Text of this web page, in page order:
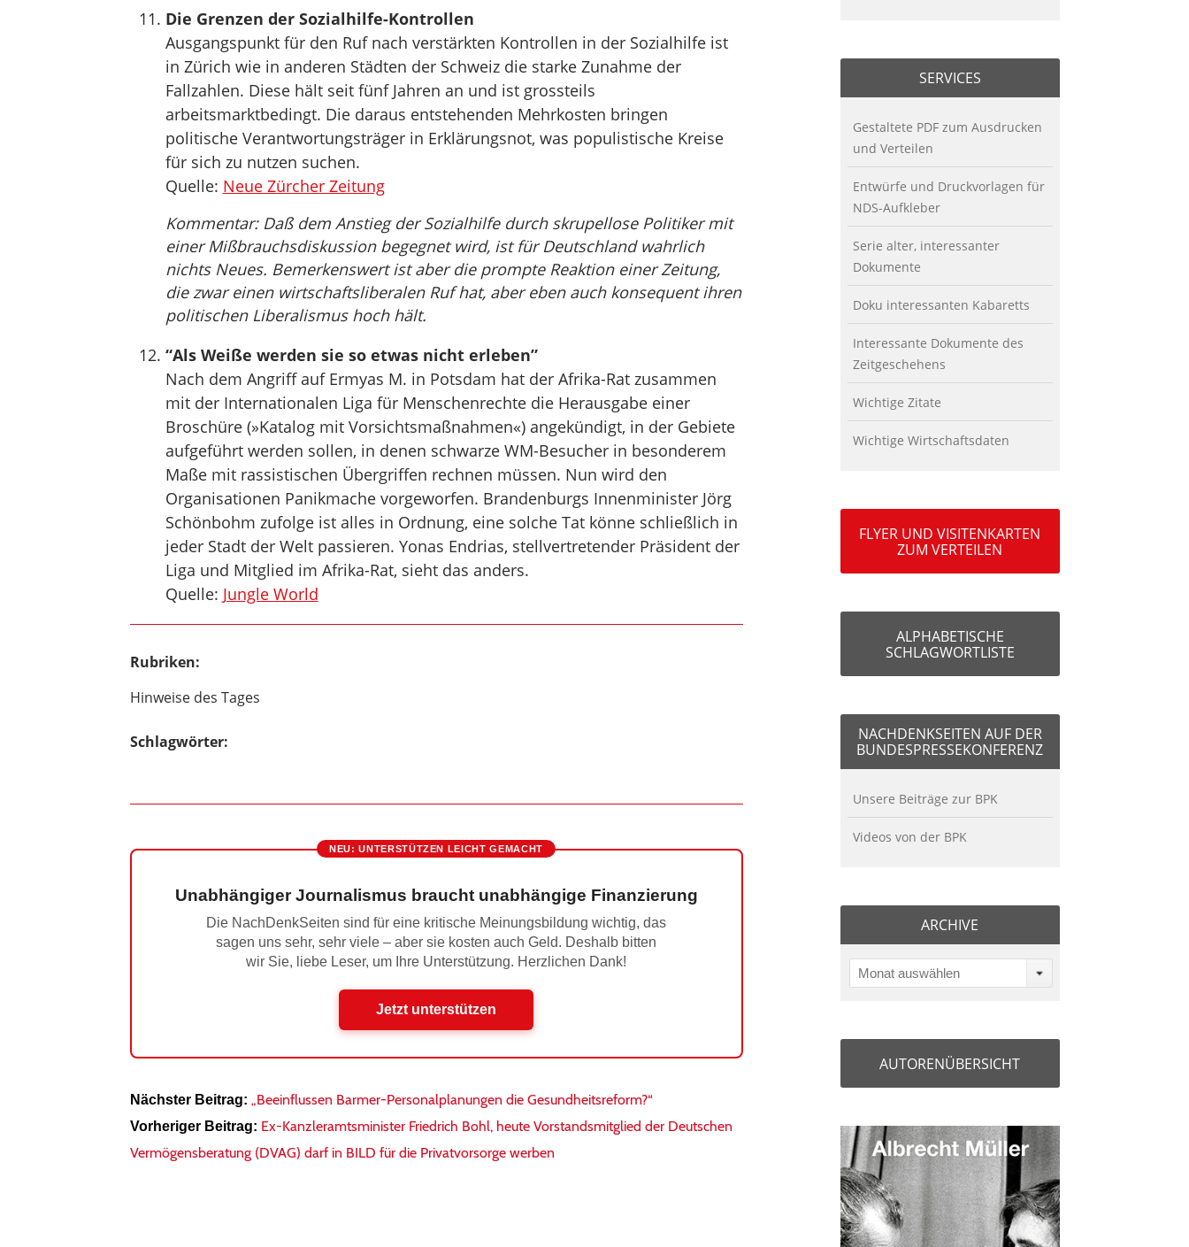
Die Grenzen der Sozialhilfe-Kontrollen
Ausgangspunkt für den Ruf nach verstärkten Kontrollen in der Sozialhilfe ist
in Zürich wie in anderen Städten der Schweiz die starke Zunahme der
Fallzahlen. Diese hält seit fünf Jahren an und ist grossteils
arbeitsmarktbedingt. Die daraus entstehenden Mehrkosten bringen
politische Verantwortungsträger in Erklärungsnot, was populistische Kreise
für sich zu nutzen suchen.
Quelle: Neue Zürcher Zeitung
Kommentar: Daß dem Anstieg der Sozialhilfe durch skrupellose Politiker mit
einer Mißbrauchsdiskussion begegnet wird, ist für Deutschland wahrlich
nichts Neues. Bemerkenswert ist aber die prompte Reaktion einer Zeitung,
die zwar einen wirtschaftsliberalen Ruf hat, aber eben auch konsequent ihren
politischen Liberalismus hoch hält.
“Als Weiße werden sie so etwas nicht erleben”
Nach dem Angriff auf Ermyas M. in Potsdam hat der Afrika-Rat zusammen
mit der Internationalen Liga für Menschenrechte die Herausgabe einer
Broschüre (»Katalog mit Vorsichtsmaßnahmen«) angekündigt, in der Gebiete
aufgeführt werden sollen, in denen schwarze WM-Besucher in besonderem
Maße mit rassistischen Übergriffen rechnen müssen. Nun wird den
Organisationen Panikmache vorgeworfen. Brandenburgs Innenminister Jörg
Schönbohm zufolge ist alles in Ordnung, eine solche Tat könne schließlich in
jeder Stadt der Welt passieren. Yonas Endrias, stellvertretender Präsident der
Liga und Mitglied im Afrika-Rat, sieht das anders.
Quelle: Jungle World
Rubriken:
Hinweise des Tages
Schlagwörter:
NEU: UNTERSTÜTZEN LEICHT GEMACHT
Unabhängiger Journalismus braucht unabhängige Finanzierung
Die NachDenkSeiten sind für eine kritische Meinungsbildung wichtig, das
sagen uns sehr, sehr viele – aber sie kosten auch Geld. Deshalb bitten
wir Sie, liebe Leser, um Ihre Unterstützung. Herzlichen Dank!
Jetzt unterstützen
Nächster Beitrag: „Beeinflussen Barmer-Personalplanungen die Gesundheitsreform?“
Vorheriger Beitrag: Ex-Kanzleramtsminister Friedrich Bohl, heute Vorstandsmitglied der Deutschen
Vermögensberatung (DVAG) darf in BILD für die Privatvorsorge werben
SERVICES
Gestaltete PDF zum Ausdrucken
und Verteilen
Entwürfe und Druckvorlagen für
NDS-Aufkleber
Serie alter, interessanter
Dokumente
Doku interessanten Kabaretts
Interessante Dokumente des
Zeitgeschehens
Wichtige Zitate
Wichtige Wirtschaftsdaten
FLYER UND VISITENKARTEN
ZUM VERTEILEN
ALPHABETISCHE
SCHLAGWORTLISTE
NACHDENKSEITEN AUF DER
BUNDESPRESSEKONFERENZ
Unsere Beiträge zur BPK
Videos von der BPK
ARCHIVE
Monat auswählen
AUTORENÜBERSICHT